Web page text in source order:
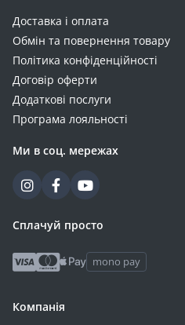
Доставка і оплата
Обмін та повернення товару
Політика конфіденційності
Договір оферти
Додаткові послуги
Програма лояльності
Ми в соц. мережах
Сплачуй просто
mono pay
Компанія